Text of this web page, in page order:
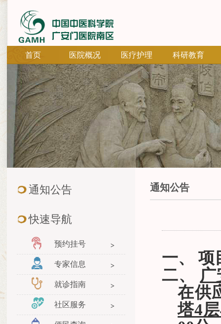
首页 医院概况 医疗护理 科研教育
通知公告
快速导航
预约挂号
专家信息
就诊指南
社区服务
通知公告
一、 项
二、
在供
塔4